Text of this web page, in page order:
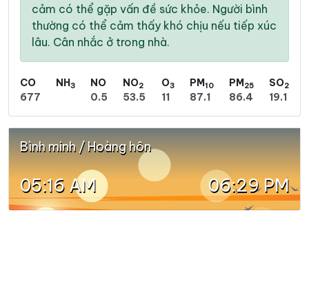
cảm có thể gặp vấn đề sức khỏe. Người bình
thường có thể cảm thấy khó chịu nếu tiếp xúc
lâu. Cân nhắc ở trong nhà.
CO
677
NH3
NO
0.5
NO2
53.5
O3
11
PM10
87.1
PM25
86.4
SO2
19.1
Bình minh / Hoàng hôn
05:16 AM 06:29 PM